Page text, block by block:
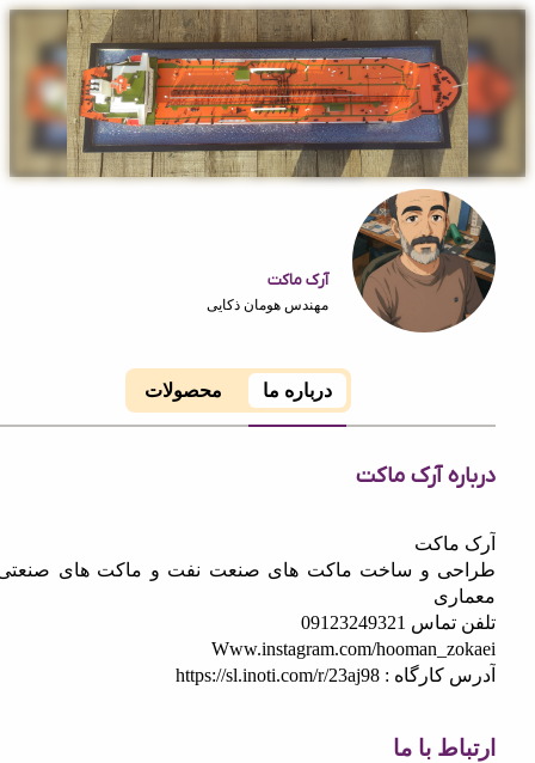
آرک ماکت
مهندس هومان ذکایی
محصولات
آرک ماکت
و ساخت ماکت های صنعت نفت و ماکت های صنعتی و
Www.instagram.com/
:
https://sl.inoti.com/r/23aj98
با ما